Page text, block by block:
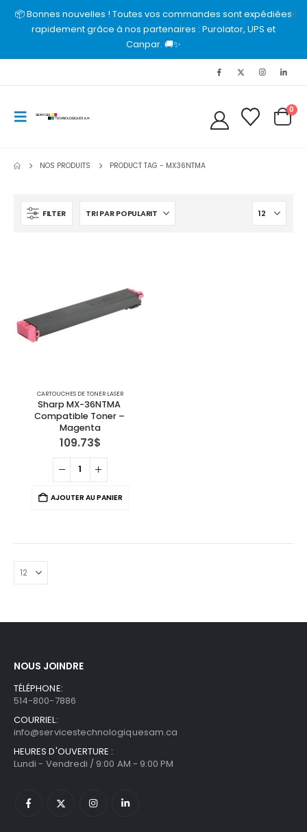
📦 Bonnes nouvelles ! Toutes vos commandes sont expédiées
rapidement grâce à nos partenaires : Purolator, UPS et
Canpar. 🚚✨
0
NOS PRODUITS PRODUCT TAG - MX36NTMA
FILTER
CARTOUCHES DE TONER LASER
Sharp MX-36NTMA
Compatible Toner –
Magenta
109.73$
AJOUTER AU PANIER
NOUS JOINDRE
TÉLÉPHONE:
514-800-7886
COURRIEL:
info@servicestechnologiquesam.ca
HEURES D'OUVERTURE :
Lundi - Vendredi / 9:00 AM - 9:00 PM